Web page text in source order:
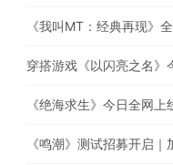
《绝海求生》今日全网
《鸣潮》测试招募开启